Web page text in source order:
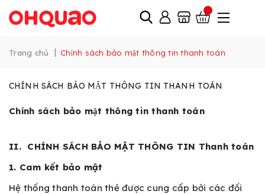
Trang chủ | Chính sách bảo mật thông tin thanh toán
CHÍNH SÁCH BẢO MẬT THÔNG TIN THANH TOÁN
Chính sách bảo mật thông tin thanh toán
II. CHÍNH SÁCH BẢO MẬT THÔNG TIN Thanh toán
1. Cam kết bảo mật
Hệ thống thanh toán thẻ được cung cấp bởi các đối